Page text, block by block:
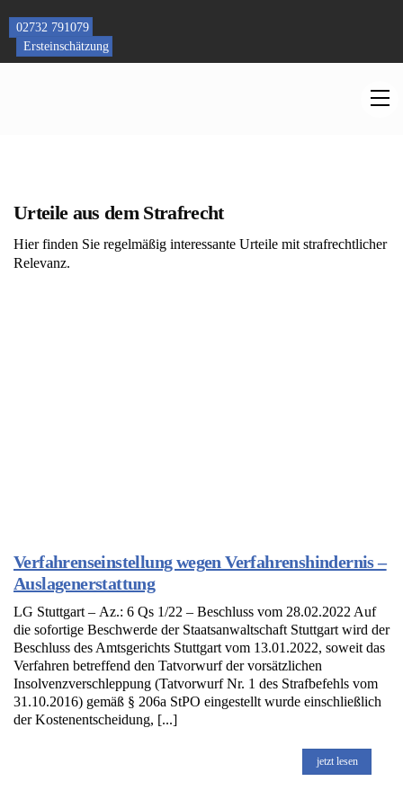
content
02732 791079
Ersteinschätzung
Urteile aus dem Strafrecht
Hier finden Sie regelmäßig interessante Urteile mit strafrechtlicher
Relevanz.
Verfahrenseinstellung wegen Verfahrenshindernis –
Auslagenerstattung
LG Stuttgart – Az.: 6 Qs 1/22 – Beschluss vom 28.02.2022 Auf
die sofortige Beschwerde der Staatsanwaltschaft Stuttgart wird der
Beschluss des Amtsgerichts Stuttgart vom 13.01.2022, soweit das
Verfahren betreffend den Tatvorwurf der vorsätzlichen
Insolvenzverschleppung (Tatvorwurf Nr. 1 des Strafbefehls vom
31.10.2016) gemäß § 206a StPO eingestellt wurde einschließlich
der Kostenentscheidung, [...]
jetzt lesen